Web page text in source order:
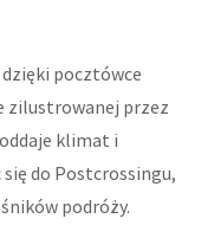
dzięki pocztówce
zilustrowanej przez
klimat i
do Postcrossingu,
podróży.